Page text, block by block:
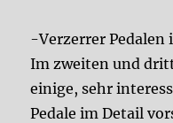
-Verzerrer Pedalen
Im zweiten und
einige, sehr
Pedale im Detail